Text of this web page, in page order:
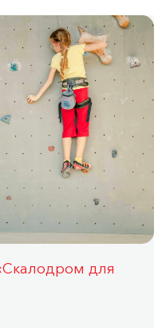
для